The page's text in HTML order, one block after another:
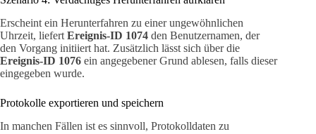
Erscheint ein Herunterfahren zu einer ungewöhnlichen
Uhrzeit, liefert Ereignis-ID 1074 den Benutzernamen, der
den Vorgang initiiert hat. Zusätzlich lässt sich über die
Ereignis-ID 1076 ein angegebener Grund ablesen, falls dieser
eingegeben wurde.
Protokolle exportieren und speichern
In manchen Fällen ist es sinnvoll, Protokolldaten zu